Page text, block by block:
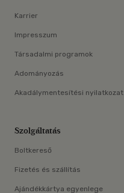
Karrier
Impresszum
Társadalmi programok
Adományozás
Akadálymentesítési nyilatkozat
Szolgáltatás
Boltkereső
Fizetés és szállítás
Ajándékkártya egyenlege